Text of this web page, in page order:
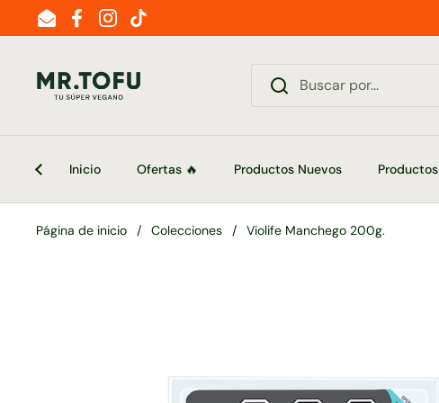
Ir al contenido
EmailFacebook
Instagram
TikTok
Inicio Ofertas 🔥 Productos Nuevos Productos
Página de inicio / Colecciones / Violife Manchego 200g.